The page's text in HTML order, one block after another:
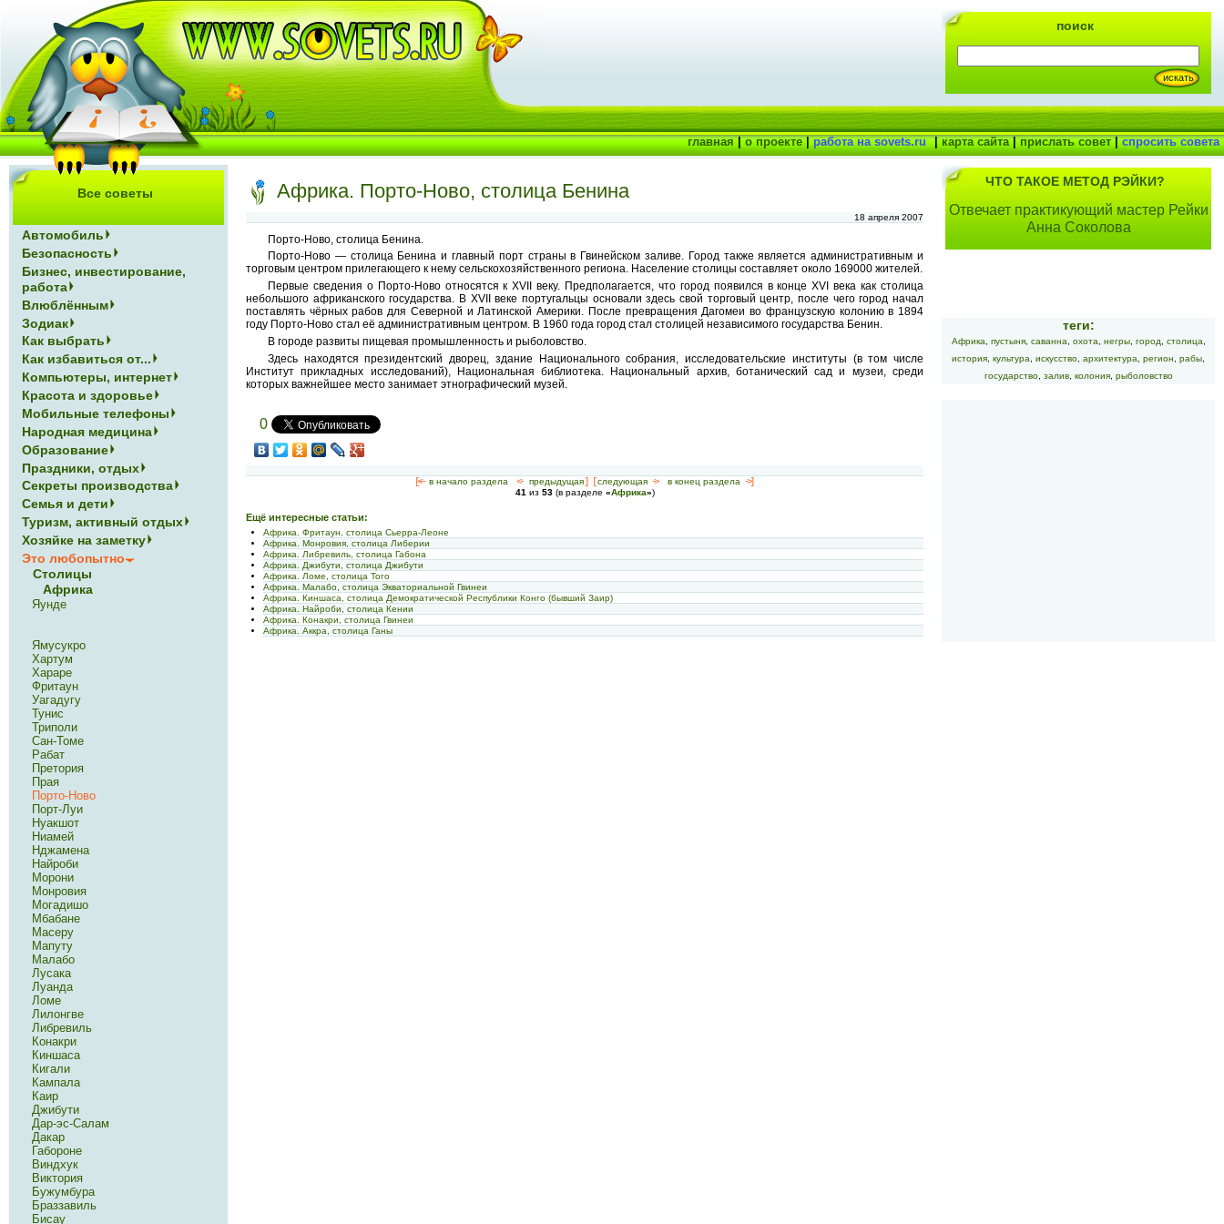
Африка. Порто-Ново, столица Бенина
18 апреля 2007
Порто-Ново, столица Бенина.
Порто-Ново — столица Бенина и главный порт страны в Гвинейском заливе. Город также является административным и
торговым центром прилегающего к нему сельскохозяйственного региона. Население столицы составляет около 169000 жителей.
Первые сведения о Порто-Ново относятся к XVII веку. Предполагается, что город появился в конце XVI века как столица
небольшого африканского государства. В XVII веке португальцы основали здесь свой торговый центр, после чего город начал
поставлять чёрных рабов для Северной и Латинской Америки. После превращения Дагомеи во французскую колонию в 1894
году Порто-Ново стал её административным центром. В 1960 года город стал столицей независимого государства Бенин.
В городе развиты пищевая промышленность и рыболовство.
Здесь находятся президентский дворец, здание Национального собрания, исследовательские институты (в том числе
Институт прикладных исследований), Национальная библиотека. Национальный архив, ботанический сад и музеи, среди
которых важнейшее место занимает этнографический музей.
0
[<— в начало раздела <- предыдущая] [ следующая -> в конец раздела ->]
41 из 53(в разделе «Африка»)
Ещё интересные статьи:
Африка. Фритаун, столица Сьерра-Леоне
Африка. Монровия, столица Либерии
Африка. Либревиль, столица Габона
Африка. Джибути, столица Джибути
Африка. Ломе, столица Того
Африка. Малабо, столица Экваториальной Гвинеи
Африка. Киншаса, столица Демократической Республики Конго (бывший Заир)
Африка. Найроби, столица Кении
Африка. Конакри, столица Гвинеи
Африка. Аккра, столица Ганы
Все советы
Автомобиль
Безопасность
Бизнес, инвестирование,
работа
Влюблённым
Зодиак
Как выбрать
Как избавиться от...
Компьютеры, интернет
Красота и здоровье
Мобильные телефоны
Народная медицина
Образование
Праздники, отдых
Секреты производства
Семья и дети
Туризм, активный отдых
Хозяйке на заметку
Это любопытно
Столицы
Африка
Яунде
Ямусукро
Хартум
Хараре
Фритаун
Уагадугу
Тунис
Триполи
Сан-Томе
Рабат
Претория
Прая
Порто-Ново
Порт-Луи
Нуакшот
Ниамей
Нджамена
Найроби
Морони
Монровия
Могадишо
Мбабане
Масеру
Мапуту
Малабо
Лусака
Луанда
Ломе
Лилонгве
Либревиль
Конакри
Киншаса
Кигали
Кампала
Каир
Джибути
Дар-эс-Салам
Дакар
Габороне
Виндхук
Виктория
Бужумбура
Браззавиль
Бисау
ЧТО ТАКОЕ МЕТОД РЭЙКИ?
Отвечает практикующий мастер Рейки
Анна Соколова
теги:
Африка пустыня, саванна охота негры, город столица
история культура искусство архитектура регион рабы
государство, залив, колония, рыболовство
поиск
главная|о проекте|работа на sovets.ru |карта сайта|прислать совет|спросить совета